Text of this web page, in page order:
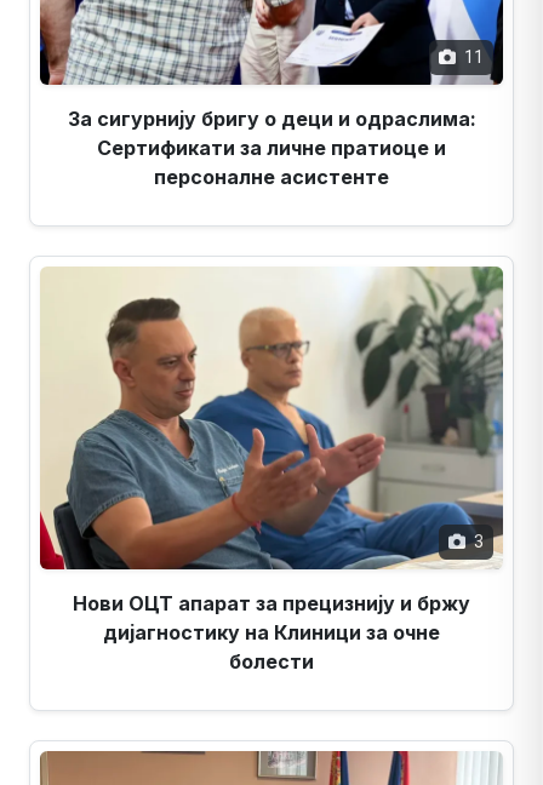
11
За сигурнију бригу о деци и одраслима:
Сертификати за личне пратиоце и
персоналне асистенте
3
Нови ОЦТ апарат за прецизнију и бржу
дијагностику на Клиници за очне
болести